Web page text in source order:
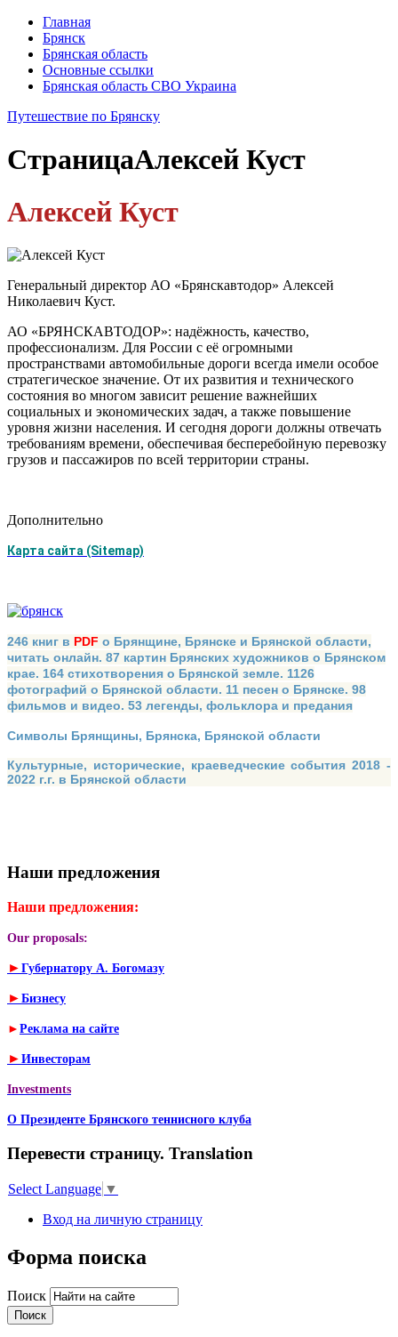
Главная
Брянск
Брянская область
Основные ссылки
Брянская область СВО Украина
Путешествие по Брянску
СтраницаАлексей Куст
Алексей Куст
Генеральный директор АО «Брянскавтодор» Алексей
Николаевич Куст.
АО «БРЯНСКАВТОДОР»: надёжность, качество,
профессионализм. Для России с её огромными
пространствами автомобильные дороги всегда имели особое
стратегическое значение. От их развития и технического
состояния во многом зависит решение важнейших
социальных и экономических задач, а также повышение
уровня жизни населения. И сегодня дороги должны отвечать
требованиям времени, обеспечивая бесперебойную перевозку
грузов и пассажиров по всей территории страны.
Дополнительно
Карта сайта (Sitemap)
246 книг в PDF о Брянщине, Брянске и Брянской области,
читать онлайн. 87 картин Брянских художников о Брянском
крае. 164 стихотворения о Брянской земле. 1126
фотографий о Брянской области. 11 песен о Брянске. 98
фильмов и видео. 53 легенды, фольклора и предания
Символы Брянщины, Брянска, Брянской области
Культурные, исторические, краеведческие события 2018 -
2022 г.г. в Брянской области
Наши предложения
Наши предложения:
Our proposals:
► Губернатору А. Богомазу
► Бизнесу
► Реклама на сайте
► Инвесторам
Investments
О Президенте Брянского теннисного клуба
Перевести страницу. Translation
Select Language ▼
Вход на личную страницу
Форма поиска
Поиск